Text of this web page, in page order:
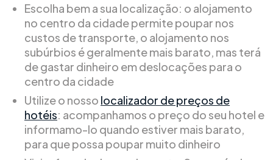
Escolha bem a sua localização: o alojamento
no centro da cidade permite poupar nos
custos de transporte, o alojamento nos
subúrbios é geralmente mais barato, mas terá
de gastar dinheiro em deslocações para o
centro da cidade
Utilize o nosso localizador de preços de
hotéis: acompanhamos o preço do seu hotel e
informamo-lo quando estiver mais barato,
para que possa poupar muito dinheiro